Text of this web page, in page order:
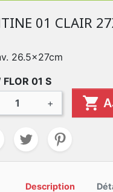
01 CLAIR
26.5x27cm
01 S
+ 
Description